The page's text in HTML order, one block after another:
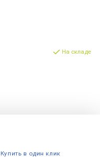
На складе
Купить в один клик